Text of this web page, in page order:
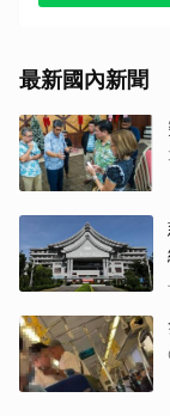
其他（歡迎
最新國內新聞